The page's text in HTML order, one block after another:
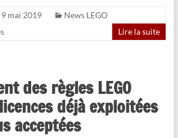
9 mai 2019
News LEGO
Lire la suite
des règles LEGO
déjà exploitées
acceptées